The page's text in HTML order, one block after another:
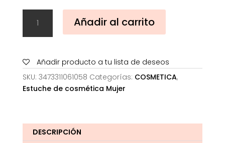
Agua
Hidratante
Refrescante
Eau
Florale
Añadir al carrito
Añadir producto a tu lista de deseos
SKU: 3473311061058 Categorías: COSMETICA,
Estuche de cosmética Mujer
DESCRIPCIÓN